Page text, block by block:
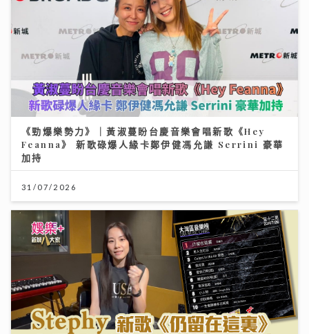
《勁爆樂勢力》｜黃淑蔓盼台慶音樂會唱新歌《Hey
Feanna》 新歌碌爆人緣卡鄭伊健馮允謙 Serrini 豪華
加持
31/07/2026